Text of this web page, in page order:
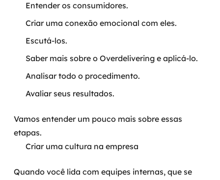
Entender os consumidores.
Criar uma conexão emocional com eles.
Escutá-los.
Saber mais sobre o Overdelivering e aplicá-lo.
Analisar todo o procedimento.
Avaliar seus resultados.
Vamos entender um pouco mais sobre essas
etapas.
Criar uma cultura na empresa
Quando você lida com equipes internas, que se